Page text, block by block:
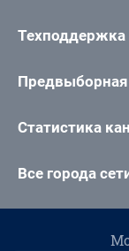
Техподдержка
Предвыборная
Статистика
Все города